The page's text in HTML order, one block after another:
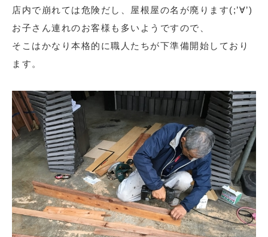
店内で崩れては危険だし、屋根屋の名が廃ります(;’∀’)
お子さん連れのお客様も多いようですので、
そこはかなり本格的に職人たちが下準備開始しており
ます。